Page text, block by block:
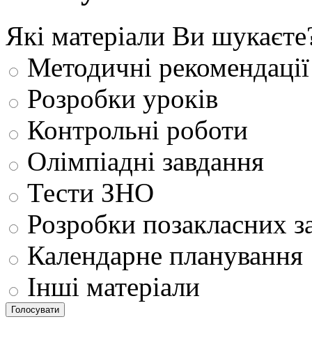
Які матеріали Ви
Методичні рекомендації
Розробки уроків
Контрольні роботи
Олімпіадні завдання
Тести ЗНО
Розробки позакласних
Календарне планування
Інші матеріали